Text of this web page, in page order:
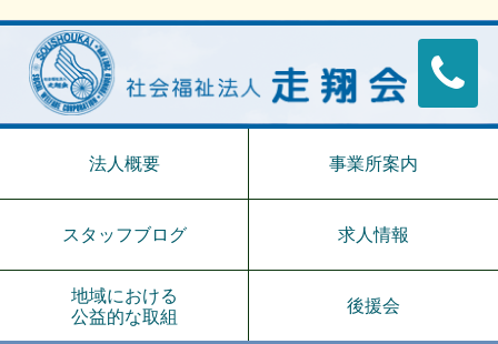
法人概要 事業所案内
スタッフブログ 求人情報
地域における
公益的な取組
後援会